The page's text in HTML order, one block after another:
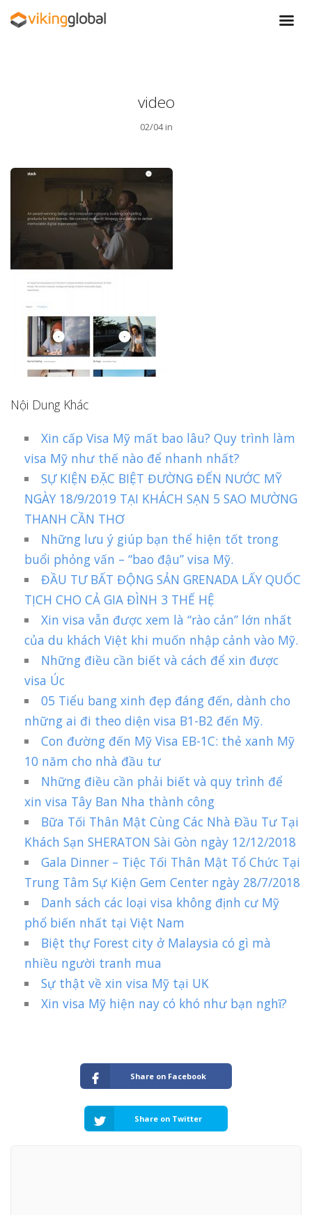
video
02/04 in
Nội Dung Khác
Xin cấp Visa Mỹ mất bao lâu? Quy trình làm
visa Mỹ như thế nào để nhanh nhất?
SỰ KIỆN ĐẶC BIỆT ĐƯỜNG ĐẾN NƯỚC MỸ
NGÀY 18/9/2019 TẠI KHÁCH SẠN 5 SAO MƯỜNG
THANH CẦN THƠ
Những lưu ý giúp bạn thể hiện tốt trong
buổi phỏng vấn – “bao đậu” visa Mỹ.
ĐẦU TƯ BẤT ĐỘNG SẢN GRENADA LẤY QUỐC
TỊCH CHO CẢ GIA ĐÌNH 3 THẾ HỆ
Xin visa vẫn được xem là “rào cản” lớn nhất
của du khách Việt khi muốn nhập cảnh vào Mỹ.
Những điều cần biết và cách để xin được
visa Úc
05 Tiểu bang xinh đẹp đáng đến, dành cho
những ai đi theo diện visa B1-B2 đến Mỹ.
Con đường đến Mỹ Visa EB-1C: thẻ xanh Mỹ
10 năm cho nhà đầu tư
Những điều cần phải biết và quy trình để
xin visa Tây Ban Nha thành công
Bữa Tối Thân Mật Cùng Các Nhà Đầu Tư Tại
Khách Sạn SHERATON Sài Gòn ngày 12/12/2018
Gala Dinner – Tiệc Tối Thân Mật Tổ Chức Tại
Trung Tâm Sự Kiện Gem Center ngày 28/7/2018
Danh sách các loại visa không định cư Mỹ
phổ biến nhất tại Việt Nam
Biệt thự Forest city ở Malaysia có gì mà
nhiều người tranh mua
Sự thật về xin visa Mỹ tại UK
Xin visa Mỹ hiện nay có khó như bạn nghĩ?
Share on Facebook
Share on Twitter